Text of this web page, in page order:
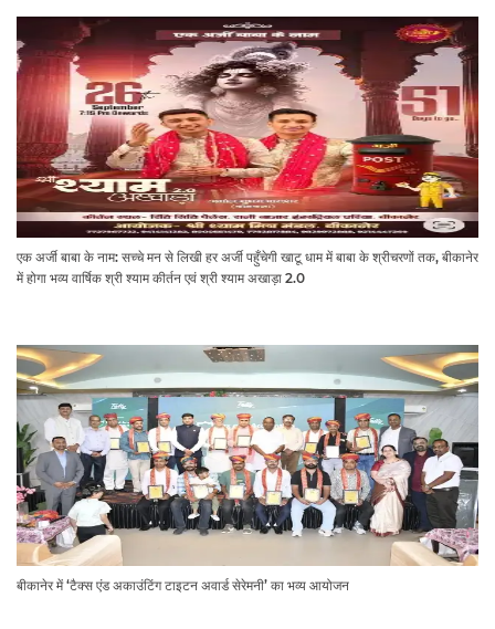
एक अर्जी बाबा के नाम: सच्चे मन से लिखी हर अर्जी पहुँचेगी खाटू धाम में बाबा के श्रीचरणों तक, बीकानेर
में होगा भव्य वार्षिक श्री श्याम कीर्तन एवं श्री श्याम अखाड़ा 2.0
बीकानेर में ‘टैक्स एंड अकाउंटिंग टाइटन अवार्ड सेरेमनी’ का भव्य आयोजन